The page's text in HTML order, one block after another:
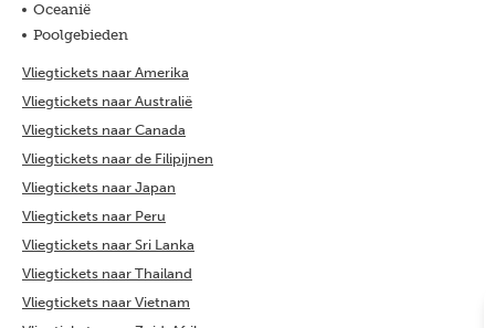
Oceanië
Poolgebieden
Vliegtickets naar Amerika
Vliegtickets naar Australië
Vliegtickets naar Canada
Vliegtickets naar de Filipijnen
Vliegtickets naar Japan
Vliegtickets naar Peru
Vliegtickets naar Sri Lanka
Vliegtickets naar Thailand
Vliegtickets naar Vietnam